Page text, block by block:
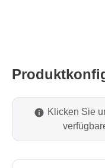
Klicken Sie